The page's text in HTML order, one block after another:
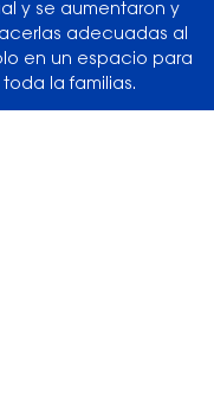
y se aumentaron y
adecuadas al
en un espacio para
la familias.